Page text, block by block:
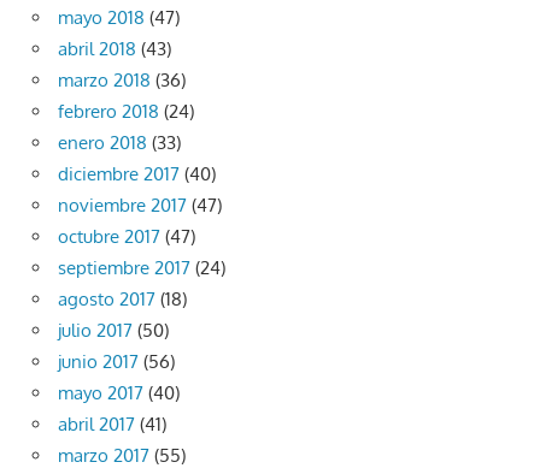
mayo 2018 (47)
abril 2018 (43)
marzo 2018 (36)
febrero 2018 (24)
enero 2018 (33)
diciembre 2017 (40)
noviembre 2017 (47)
octubre 2017 (47)
septiembre 2017 (24)
agosto 2017 (18)
julio 2017 (50)
junio 2017 (56)
mayo 2017 (40)
abril 2017 (41)
marzo 2017 (55)